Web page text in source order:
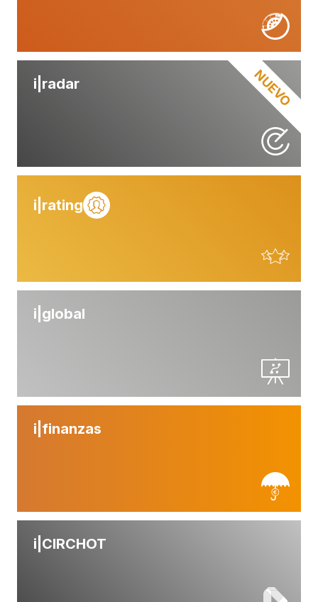
i| radar NUEVO
i| rating
i| global
i| finanzas
i| CIRCHOT